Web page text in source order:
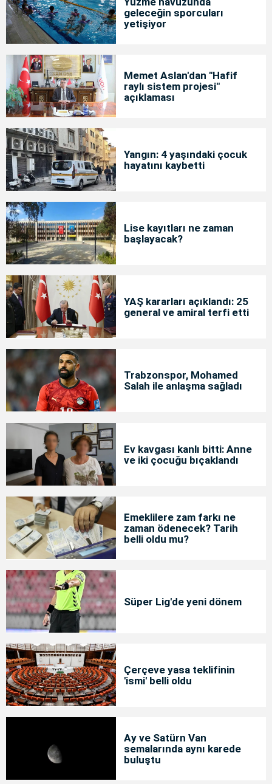
geleceğin sporcuları
yetişiyor
Memet Aslan'dan "Hafif
raylı sistem projesi"
açıklaması
Yangın: 4 yaşındaki çocuk
hayatını kaybetti
Lise kayıtları ne zaman
başlayacak?
YAŞ kararları açıklandı: 25
general ve amiral terfi etti
Trabzonspor, Mohamed
Salah ile anlaşma sağladı
Ev kavgası kanlı bitti: Anne
ve iki çocuğu bıçaklandı
Emeklilere zam farkı ne
zaman ödenecek? Tarih
belli oldu mu?
Süper Lig'de yeni dönem
Çerçeve yasa teklifinin
'ismi' belli oldu
Ay ve Satürn Van
semalarında aynı karede
buluştu